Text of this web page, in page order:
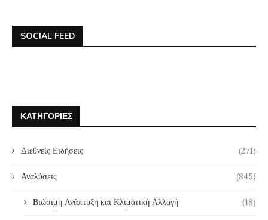
SOCIAL FEED
ΚΑΤΗΓΟΡΊΕΣ
Διεθνείς Ειδήσεις (271)
Αναλύσεις (845)
Βιώσιμη Ανάπτυξη και Κλιματική Αλλαγή (18)